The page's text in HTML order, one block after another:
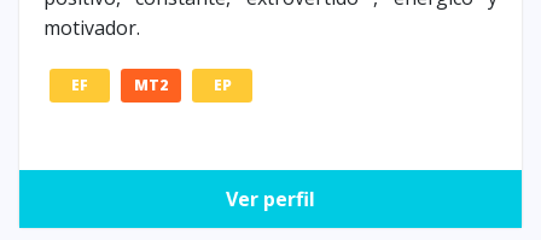
motivador.
EF MT2 EP
Ver perfil